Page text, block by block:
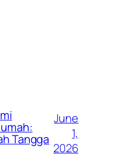
Tangga
June
1,
2026